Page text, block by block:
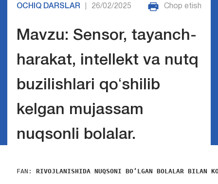
OCHIQ DARSLAR 26/02/2025 Chop etish
Mavzu: Sensor, tayanch-
harakat, intellekt va nutq
buzilishlari qoʻshilib
kelgan mujassam
nuqsonli bolalar.
FAN: RIVOJLANISHIDA NUQSONI BOʻLGAN BOLALAR BILAN